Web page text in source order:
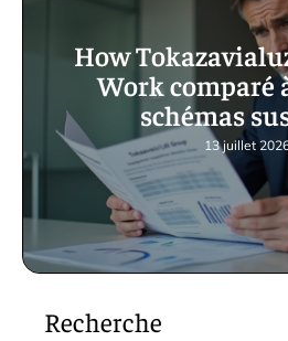
How
Work comparé
schémas
13 juillet
Recherche